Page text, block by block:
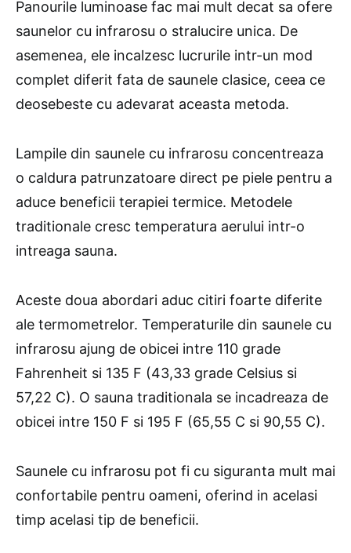
Panourile luminoase fac mai mult decat sa ofere
saunelor cu infrarosu o stralucire unica. De
asemenea, ele incalzesc lucrurile intr-un mod
complet diferit fata de saunele clasice, ceea ce
deosebeste cu adevarat aceasta metoda.
Lampile din saunele cu infrarosu concentreaza
o caldura patrunzatoare direct pe piele pentru a
aduce beneficii terapiei termice. Metodele
traditionale cresc temperatura aerului intr-o
intreaga sauna.
Aceste doua abordari aduc citiri foarte diferite
ale termometrelor. Temperaturile din saunele cu
infrarosu ajung de obicei intre 110 grade
Fahrenheit si 135 F (43,33 grade Celsius si
57,22 C). O sauna traditionala se incadreaza de
obicei intre 150 F si 195 F (65,55 C si 90,55 C).
Saunele cu infrarosu pot fi cu siguranta mult mai
confortabile pentru oameni, oferind in acelasi
timp acelasi tip de beneficii.